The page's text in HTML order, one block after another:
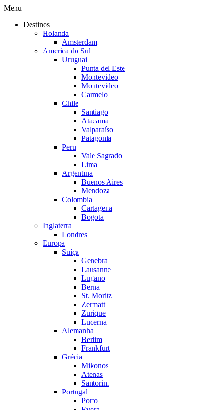
Menu
Destinos
Holanda
Amsterdam
America do Sul
Uruguai
Punta del Este
Montevideo
Montevideo
Carmelo
Chile
Santiago
Atacama
Valparaíso
Patagonia
Peru
Vale Sagrado
Lima
Argentina
Buenos Aires
Mendoza
Colombia
Cartagena
Bogota
Inglaterra
Londres
Europa
Suíça
Genebra
Lausanne
Lugano
Berna
St. Moritz
Zermatt
Zurique
Lucerna
Alemanha
Berlim
Frankfurt
Grécia
Mikonos
Atenas
Santorini
Portugal
Porto